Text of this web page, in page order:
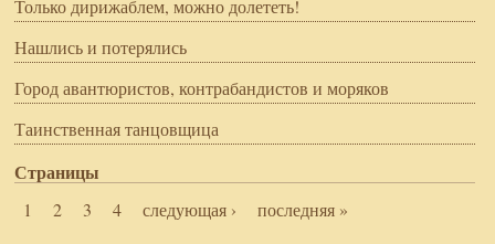
Только дирижаблем, можно долететь!
Нашлись и потерялись
Город авантюристов, контрабандистов и моряков
Таинственная танцовщица
Страницы
1 2 3 4 следующая › последняя »